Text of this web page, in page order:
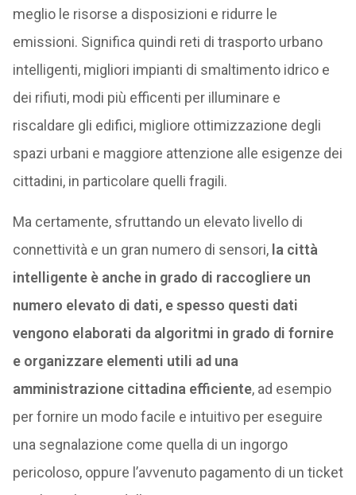
meglio le risorse a disposizioni e ridurre le
emissioni. Significa quindi reti di trasporto urbano
intelligenti, migliori impianti di smaltimento idrico e
dei rifiuti, modi più efficenti per illuminare e
riscaldare gli edifici, migliore ottimizzazione degli
spazi urbani e maggiore attenzione alle esigenze dei
cittadini, in particolare quelli fragili.
Ma certamente, sfruttando un elevato livello di
connettività e un gran numero di sensori, la città
intelligente è anche in grado di raccogliere un
numero elevato di dati, e spesso questi dati
vengono elaborati da algoritmi in grado di fornire
e organizzare elementi utili ad una
amministrazione cittadina efficiente, ad esempio
per fornire un modo facile e intuitivo per eseguire
una segnalazione come quella di un ingorgo
pericoloso, oppure l’avvenuto pagamento di un ticket